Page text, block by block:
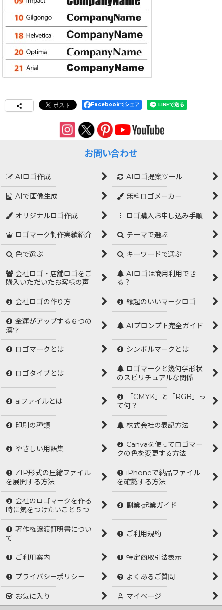
Facebookでシェア
お問い合わせ
AIロゴ作成 AIロゴ提案ツール
AIで画像生成 無料ロゴメーカー
オリジナルロゴ作成 ロゴ購入お申し込み手順
ロゴマーク制作実績紹介 テーマで選ぶ
色で選ぶ キーワードで選ぶ
会社ロゴ・店舗ロゴをご
購入いただいたお客様の声
AIロゴは商用利用でき
る？
会社ロゴの作り方 縁起のいいマークロゴ
金運がアップする６つの
漢字
AIプロンプト完全ガイド
ロゴマークとは シンボルマークとは
ロゴタイプとは
ロゴマークと幾何学形状
のスピリチュアルな関係
aiファイルとは
「CMYK」と「RGB」っ
て何？
印刷の種類 株式会社の表記方法
やさしい用語集
Canvaを使ってロゴマー
クの色を変更する方法
ZIP形式の圧縮ファイル
を展開する方法
iPhoneで納品ファイル
を確認する方法
会社のロゴマークを作る
時に気をつけたいこと５つ
副業•起業ガイド
著作権譲渡証明書につい
て
ご利用規約
ご利用案内 特定商取引法表示
プライバシーポリシー よくあるご質問
お気に入り マイページ